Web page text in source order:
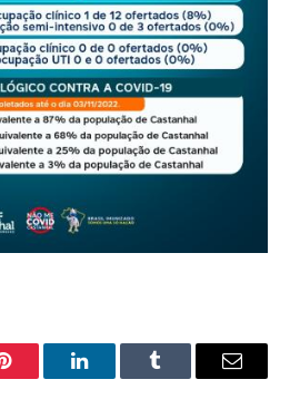
Pinterest O
Tumblr
E-